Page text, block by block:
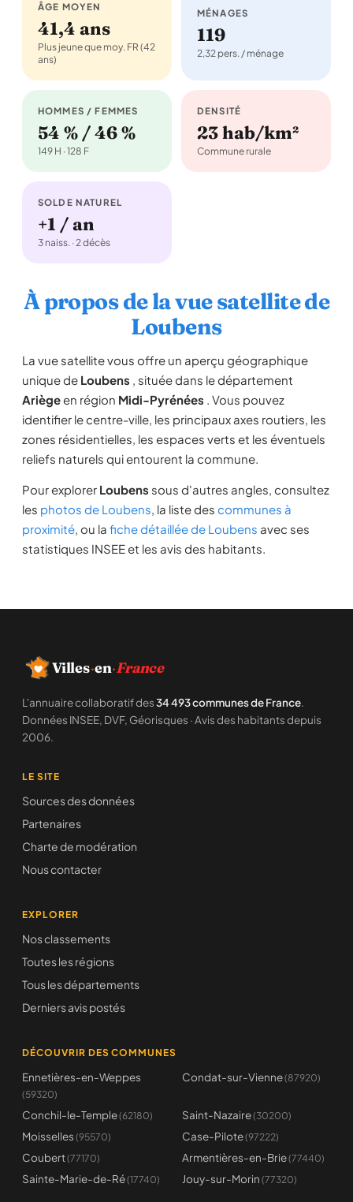
ÂGE MOYEN
41,4 ans
Plus jeune que moy. FR (42
ans)
MÉNAGES
119
2,32 pers. / ménage
HOMMES / FEMMES
54 % / 46 %
149 H · 128 F
DENSITÉ
23 hab/km²
Commune rurale
SOLDE NATUREL
+1 / an
3 naiss. · 2 décès
À propos de la vue satellite de
Loubens
La vue satellite vous offre un aperçu géographique
unique de Loubens , située dans le département
Ariègeen région Midi-Pyrénées . Vous pouvez
identifier le centre-ville, les principaux axes routiers, les
zones résidentielles, les espaces verts et les éventuels
reliefs naturels qui entourent la commune.
Pour explorer Loubens sous d'autres angles, consultez
les photos de Loubens, la liste des communes à
proximité, ou la fiche détaillée de Loubens avec ses
statistiques INSEE et les avis des habitants.
Villes·en·France
L'annuaire collaboratif des34 493 communes de France.
Données INSEE, DVF, Géorisques · Avis des habitants depuis
2006.
LE SITE
Sources des données
Partenaires
Charte de modération
Nous contacter
EXPLORER
Nos classements
Toutes les régions
Tous les départements
Derniers avis postés
DÉCOUVRIR DES COMMUNES
Ennetières-en-Weppes
(59320)
Condat-sur-Vienne(87920)
Conchil-le-Temple(62180) Saint-Nazaire(30200)
Moisselles (95570) Case-Pilote(97222)
Coubert(77170) Armentières-en-Brie(77440)
Sainte-Marie-de-Ré(17740) Jouy-sur-Morin (77320)